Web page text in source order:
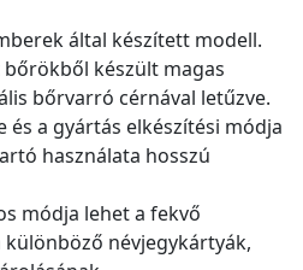
által készített modell.
készült magas
bőrvarró cérnával letűzve.
a gyártás elkészítési módja
használata hosszú
módja lehet a fekvő
névjegykártyák,